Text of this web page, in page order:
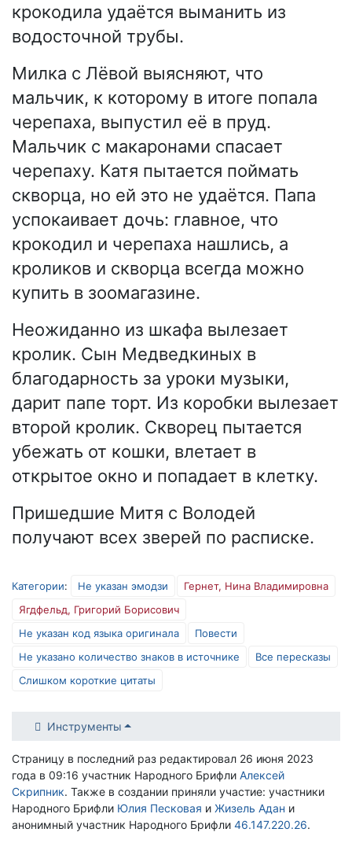
крокодила удаётся выманить из
водосточной трубы.
Милка с Лёвой выясняют, что
мальчик, к которому в итоге попала
черепаха, выпустил её в пруд.
Мальчик с макаронами спасает
черепаху. Катя пытается поймать
скворца, но ей это не удаётся. Папа
успокаивает дочь: главное, что
крокодил и черепаха нашлись, а
кроликов и скворца всегда можно
купить в зоомагазине.
Неожиданно из шкафа вылезает
кролик. Сын Медведкиных в
благодарность за уроки музыки,
дарит папе торт. Из коробки вылезает
второй кролик. Скворец пытается
убежать от кошки, влетает в
открытое окно и попадает в клетку.
Пришедшие Митя с Володей
получают всех зверей по расписке.
Категории: Не указан эмодзи
Гернет, Нина Владимировна
Ягдфельд, Григорий Борисович
Не указан код языка оригинала
Повести
Не указано количество знаков в источнике
Все пересказы
Слишком короткие цитаты
Инструменты
Страницу в последний раз редактировал 26 июня 2023
года в 09:16 участник Народного Брифли Алексей
Скрипник. Также в создании приняли участие: участники
Народного Брифли Юлия Песковая и Жизель Адан и
анонимный участник Народного Брифли 46.147.220.26.